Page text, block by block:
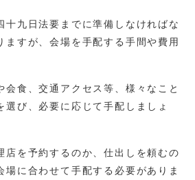
十九日法要までに準備しなければな
ますが、会場を手配する手間や費用
会食、交通アクセス等、様々なこと
選び、必要に応じて手配しましょ
店を予約するのか、仕出しを頼むの
場に合わせて手配する必要がありま